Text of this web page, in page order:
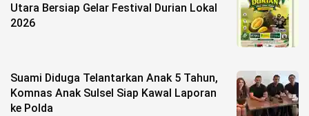
Utara Bersiap Gelar Festival Durian Lokal
2026
Suami Diduga Telantarkan Anak 5 Tahun,
Komnas Anak Sulsel Siap Kawal Laporan
ke Polda